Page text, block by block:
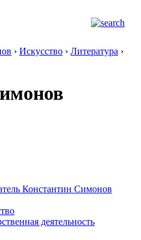
› Искусство › Литература ›
Константин Симонов
деятельность